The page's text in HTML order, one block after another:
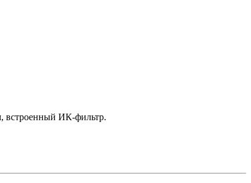
встроенный ИК-фильтр.